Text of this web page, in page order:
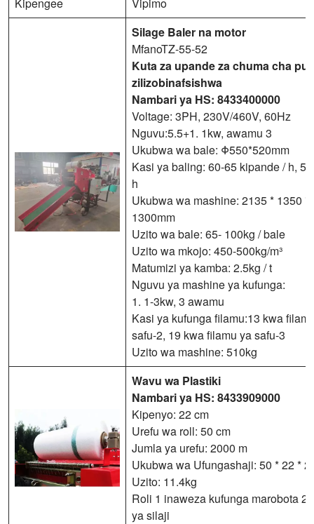
Silage Baler na motor
MfanoTZ-55-52
Kuta za upande za chuma cha pua
zilizobinafsishwa
Nambari ya HS: 8433400000
Voltage: 3PH, 230V/460V, 60Hz
Nguvu:5.5+1. 1kw, awamu 3
Ukubwa wa bale: Φ550*520mm
Kasi ya baling: 60-65 kipande / h, 5-
h
Ukubwa wa mashine: 2135 * 1350 *
1300mm
Uzito wa bale: 65- 100kg / bale
Uzito wa mkojo: 450-500kg/m³
Matumizi ya kamba: 2.5kg / t
Nguvu ya mashine ya kufunga:
1. 1-3kw, 3 awamu
Kasi ya kufunga filamu:13 kwa
safu-2, 19 kwa filamu ya safu-3
Uzito wa mashine: 510kg
Wavu wa Plastiki
Nambari ya HS: 8433909000
Kipenyo: 22 cm
Urefu wa roll: 50 cm
Jumla ya urefu: 2000 m
Ukubwa wa Ufungashaji: 50 * 22 *
Uzito: 11.4kg
Roli 1 inaweza kufunga marobota
ya silaji